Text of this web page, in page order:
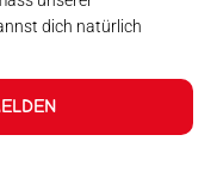
dich natürlich